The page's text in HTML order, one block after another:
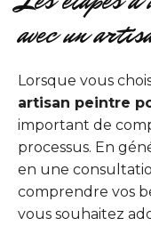
avec un
Lorsque vous
artisan peintre
important de
processus. En
en une
comprendre vos
vous souhaitez